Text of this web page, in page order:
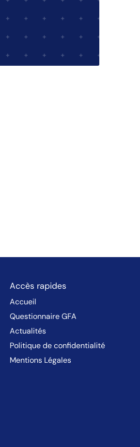
Accès rapides
Accueil
Questionnaire GFA
Actualités
Politique de confidentialité
Mentions Légales